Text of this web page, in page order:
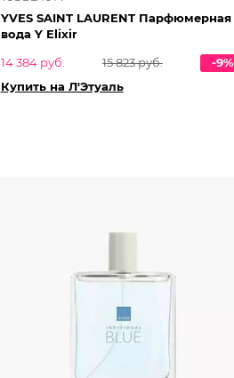
YVES SAINT LAURENT Парфюмерная
вода Y Elixir
14 384 руб.
15 823 руб.
-9%
Купить на Л'Этуаль